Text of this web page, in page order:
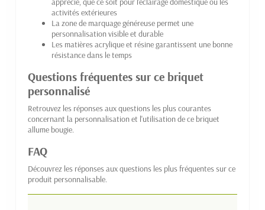
activités extérieures
La zone de marquage généreuse permet une
personnalisation visible et durable
Les matières acrylique et résine garantissent une bonne
résistance dans le temps
Questions fréquentes sur ce briquet
personnalisé
Retrouvez les réponses aux questions les plus courantes
concernant la personnalisation et l'utilisation de ce briquet
allume bougie.
FAQ
Découvrez les réponses aux questions les plus fréquentes sur ce
produit personnalisable.